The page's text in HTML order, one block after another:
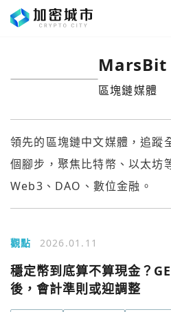
MarsBit
區塊鏈媒體
領先的區塊鏈中文媒體，追蹤
個腳步，聚焦比特幣、以太坊
Web3、DAO、數位金融。
觀點 2026.01.11
穩定幣到底算不算現金？
後，會計準則或迎調整